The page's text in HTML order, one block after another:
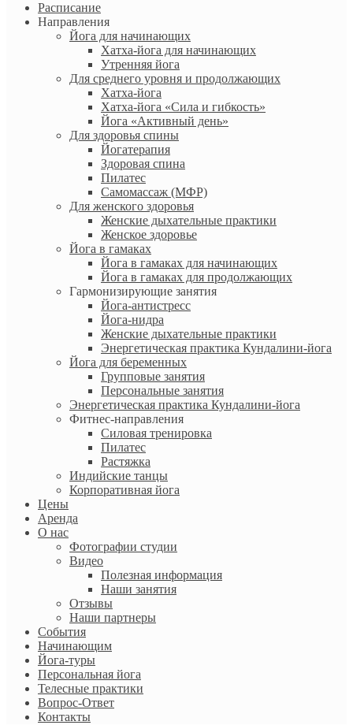
Расписание
Направления
Йога для начинающих
Хатха-йога для начинающих
Утренняя йога
Для среднего уровня и продолжающих
Хатха-йога
Хатха-йога «Сила и гибкость»
Йога «Активный день»
Для здоровья спины
Йогатерапия
Здоровая спина
Пилатес
Самомассаж (МФР)
Для женского здоровья
Женские дыхательные практики
Женское здоровье
Йога в гамаках
Йога в гамаках для начинающих
Йога в гамаках для продолжающих
Гармонизирующие занятия
Йога-антистресс
Йога-нидра
Женские дыхательные практики
Энергетическая практика Кундалини-йога
Йога для беременных
Групповые занятия
Персональные занятия
Энергетическая практика Кундалини-йога
Фитнес-направления
Силовая тренировка
Пилатес
Растяжка
Индийские танцы
Корпоративная йога
Цены
Аренда
О нас
Фотографии студии
Видео
Полезная информация
Наши занятия
Отзывы
Наши партнеры
События
Начинающим
Йога-туры
Персональная йога
Телесные практики
Вопрос-Ответ
Контакты